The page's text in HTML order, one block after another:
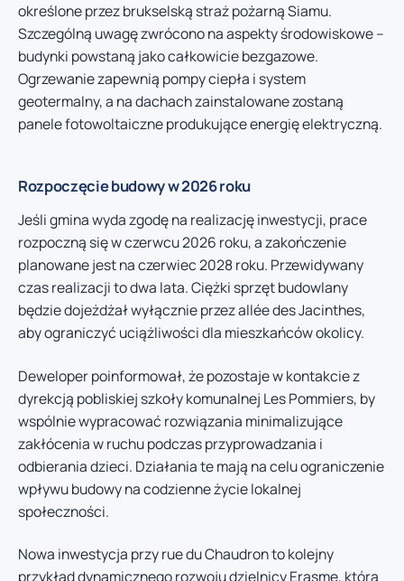
określone przez brukselską straż pożarną Siamu.
Szczególną uwagę zwrócono na aspekty środowiskowe –
budynki powstaną jako całkowicie bezgazowe.
Ogrzewanie zapewnią pompy ciepła i system
geotermalny, a na dachach zainstalowane zostaną
panele fotowoltaiczne produkujące energię elektryczną.
Rozpoczęcie budowy w 2026 roku
Jeśli gmina wyda zgodę na realizację inwestycji, prace
rozpoczną się w czerwcu 2026 roku, a zakończenie
planowane jest na czerwiec 2028 roku. Przewidywany
czas realizacji to dwa lata. Ciężki sprzęt budowlany
będzie dojeżdżał wyłącznie przez allée des Jacinthes,
aby ograniczyć uciążliwości dla mieszkańców okolicy.
Deweloper poinformował, że pozostaje w kontakcie z
dyrekcją pobliskiej szkoły komunalnej Les Pommiers, by
wspólnie wypracować rozwiązania minimalizujące
zakłócenia w ruchu podczas przyprowadzania i
odbierania dzieci. Działania te mają na celu ograniczenie
wpływu budowy na codzienne życie lokalnej
społeczności.
Nowa inwestycja przy rue du Chaudron to kolejny
przykład dynamicznego rozwoju dzielnicy Erasme, która